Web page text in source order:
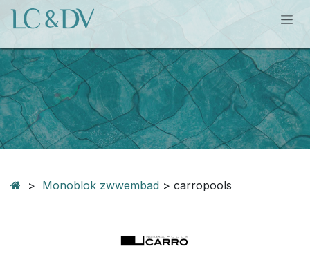
Overslaan naar inhoud
> Monoblok zwwembad > carropools